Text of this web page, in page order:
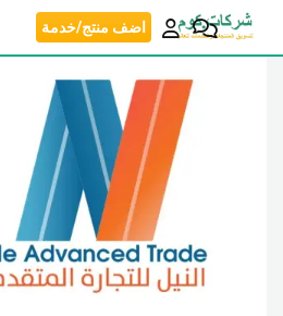
انتقل
اضف منتج/خدمة